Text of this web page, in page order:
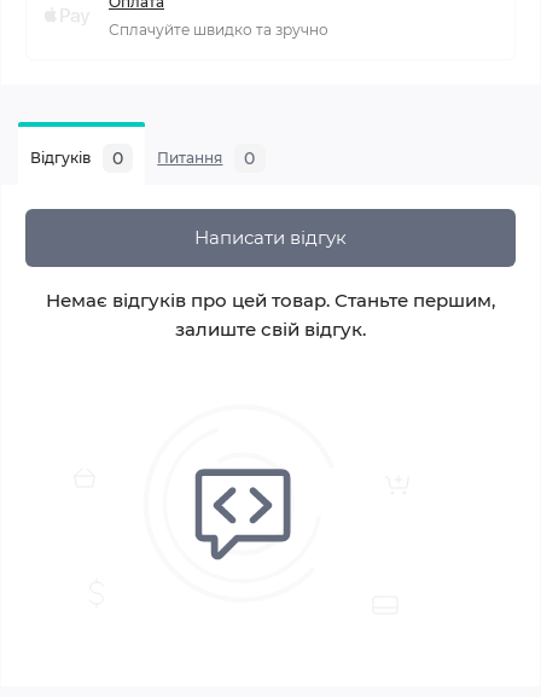
Сплачуйте швидко та зручно
Відгуків 0 Питання 0
Написати відгук
Немає відгуків про цей товар. Станьте першим,
залиште свій відгук.